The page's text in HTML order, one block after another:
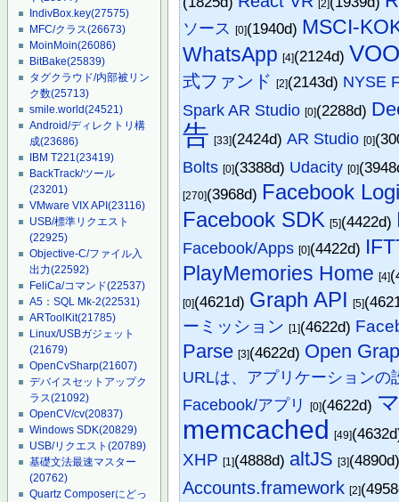
IndivBox.key(27575)
MFC/クラス(26673)
MoinMoin(26086)
BitBake(25839)
タグクラウド/内部被リン
ク数(25713)
smile.world(24521)
Android/ディレクトリ構
成(23686)
IBM T221(23419)
BackTrack/ツール
(23201)
VMware VIX API(23116)
USB/標準リクエスト
(22925)
Objective-C/ファイル入
出力(22592)
FeliCa/コマンド(22537)
A5：SQL Mk-2(22531)
ARToolKit(21785)
Linux/USBガジェット
(21679)
OpenCvSharp(21607)
デバイスセットアップク
ラス(21092)
OpenCV/cv(20837)
Windows SDK(20829)
USB/リクエスト(20789)
基礎文法最速マスター
(20762)
Quartz Composerにどっ
[2]
ソース [0](1940d) MSCI-
WhatsApp [4](2124d)
式ファンド [2](2143d) NYSE
Spark AR Studio [0](2288d)
告 [33](2424d)AR Studio [0]
Bolts [0](3388d) Udacity [0]
[270](3968d) Facebook
Facebook SDK [5](4422d)
Facebook/Apps [0](4422d)
PlayMemories Home [4]
[0](4621d) Graph API [5]
ーミッション [1](4622d)
Parse [3](4622d) Open
URLは、アプリケーション
Facebook/アプリ
[0](4622d)
memcached [49]
XHP [1](4888d) altJS [3]
Accounts.framework [2]